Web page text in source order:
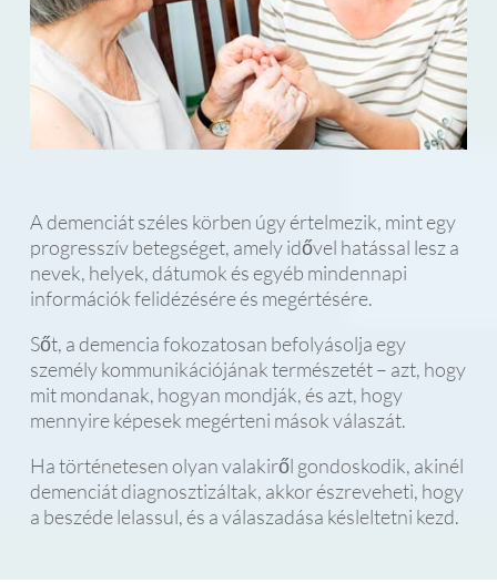
A demenciát széles körben úgy értelmezik, mint egy
progresszív betegséget, amely idővel hatással lesz a
nevek, helyek, dátumok és egyéb mindennapi
információk felidézésére és megértésére.
Sőt, a demencia fokozatosan befolyásolja egy
személy kommunikációjának természetét – azt, hogy
mit mondanak, hogyan mondják, és azt, hogy
mennyire képesek megérteni mások válaszát.
Ha történetesen olyan valakiről gondoskodik, akinél
demenciát diagnosztizáltak, akkor észreveheti, hogy
a beszéde lelassul, és a válaszadása késleltetni kezd.